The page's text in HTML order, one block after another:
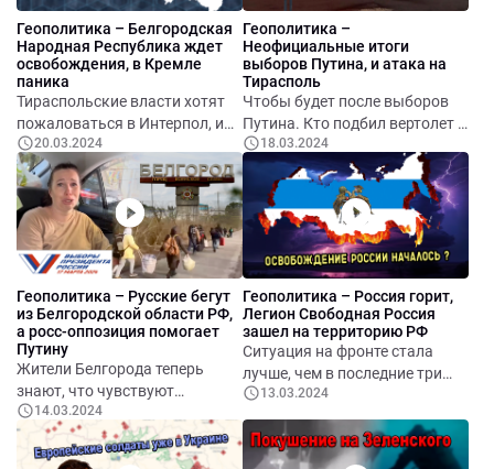
Математически доказано,
российские выборы – фейк. В
Америке создают киборгов.
Геополитика – Белгородская
Народная Республика ждет
освобождения, в Кремле
паника
Тираспольские власти хотят
пожаловаться в Интерпол, и
возможно в Спортлото. Новые
военные преступления РФ. В
Белгородской области все
жарче. Российская оппозиция
коллективно попала в штангу,
но некоторые просыпаются.
Шаман, Газманов и «Любэ»
войдут в анналы российского
образования.
20.03.2024
Геополитика –
Неофициальные итоги
выборов Путина, и атака на
Тирасполь
Чтобы будет после выборов
Путина. Кто подбил вертолет в
«приднестровье». В Румынии
строяткрупнейшую базу НАТО
в Европе. Интервью Шора в
Москве у Алексея
Венедиктова
18.03.2024
Геополитика – Русские бегут
из Белгородской области РФ,
а росс-оппозиция помогает
Путину
Жители Белгорода теперь
знают, что чувствуют
украинцы в последние 2 года.
ВСУ начинает ротацию, и
планируют мобилизацию. В
14.03.2024
Геополитика – Россия горит,
Легион Свободная Россия
зашел на территорию РФ
Ситуация на фронте стала
лучше, чем в последние три
месяца. Подразделения ВСУ
состоящие из русских зашли
на территорию россии, идут
бои. Массовое поражение
13.03.2024